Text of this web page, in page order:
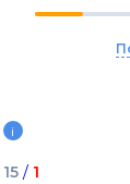
i
15 / 1